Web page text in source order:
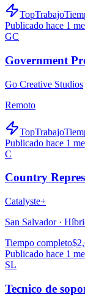
TopTrabajo
Publicado hace 1
GC
Government
Go Creative Studios
Remoto
TopTrabajo
Publicado hace 1
C
Country
Catalyste+
San Salvador ·
Tiempo completo
Publicado hace 1
SL
Tecnico de